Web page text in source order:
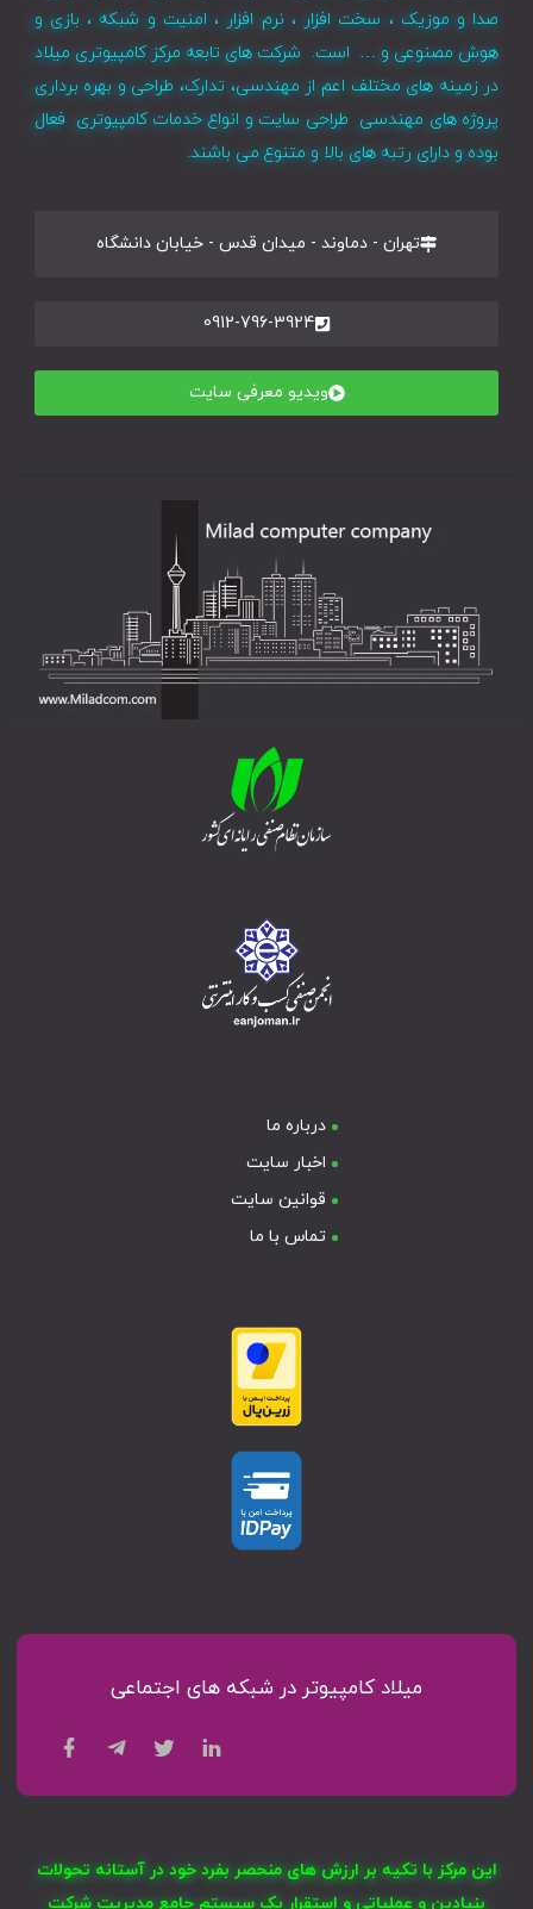
صدا و موزیک ، سخت افزار ، نرم افزار ، امنیت و شبکه ، بازی و
هوش مصنوعی و … است. شرکت های تابعه مرکز کامپیوتری میلاد
در زمینه های مختلف اعم از مهندسی، تدارک، طراحی و بهره برداری
پروژه های مهندسی طراحی سایت و انواع خدمات کامپیوتری فعال
بوده و دارای رتبه های بالا و متنوع می باشند.
تهران - دماوند - میدان قدس - خیابان دانشگاه
0912-796-3924
ویدیو معرفی سایت
درباره ما
اخبار سایت
قوانین سایت
تماس با ما
میلاد کامپیوتر در شبکه های اجتماعی
این مرکز با تکیه بر ارزش های منحصر بفرد خود در آستانه تحولات
بنیادین و عملیاتی و استقرار یک سیستم جامع مدیریت شرکت